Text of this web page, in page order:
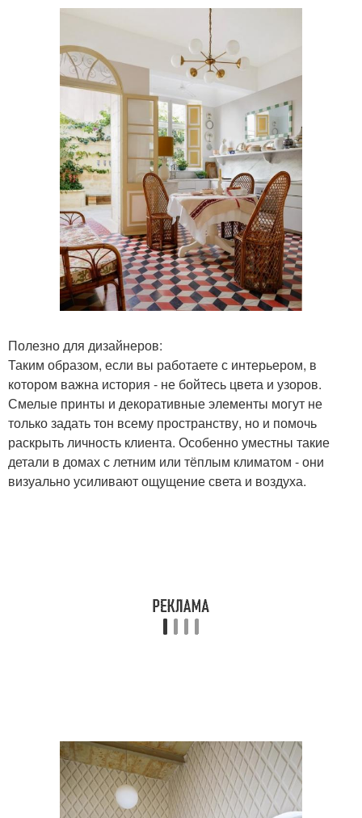
Полезно для дизайнеров:
Таким образом, если вы работаете с интерьером, в
котором важна история - не бойтесь цвета и узоров.
Смелые принты и декоративные элементы могут не
только задать тон всему пространству, но и помочь
раскрыть личность клиента. Особенно уместны такие
детали в домах с летним или тёплым климатом - они
визуально усиливают ощущение света и воздуха.